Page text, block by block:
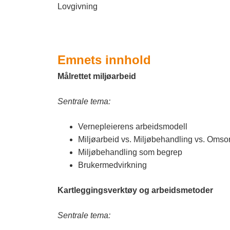
n
a
n
d
Lovgivning
Emnets innhold
Målrettet miljøarbeid
Sentrale tema:
Vernepleierens arbeidsmodell
Miljøarbeid vs. Miljøbehandling vs.
Miljøbehandling som begrep
Brukermedvirkning
Kartleggingsverktøy og arbeidsmetoder
Sentrale tema: